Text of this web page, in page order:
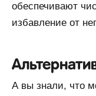
обеспечивают
избавление от
А вы знали, что